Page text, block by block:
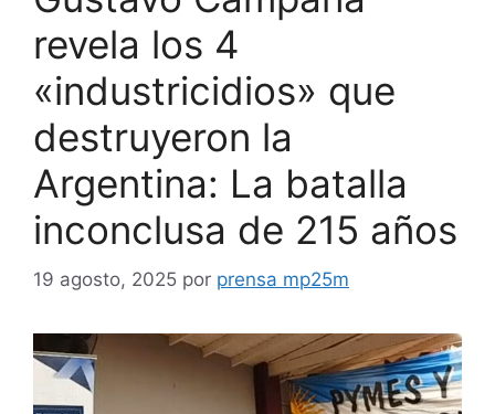
revela los 4
«industricidios» que
destruyeron la
Argentina: La batalla
inconclusa de 215 años
19 agosto, 2025 por prensa mp25m